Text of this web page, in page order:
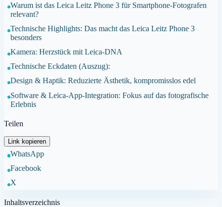
Warum ist das Leica Leitz Phone 3 für Smartphone-Fotografen
relevant?
Technische Highlights: Das macht das Leica Leitz Phone 3
besonders
Kamera: Herzstück mit Leica-DNA
Technische Eckdaten (Auszug):
Design & Haptik: Reduzierte Ästhetik, kompromisslos edel
Software & Leica-App-Integration: Fokus auf das fotografische
Erlebnis
Teilen
Link kopieren
WhatsApp
Facebook
X
Inhaltsverzeichnis